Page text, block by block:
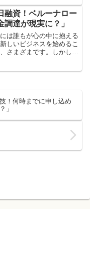
融資！ベルーナロー
調達が現実に？」
は誰もが心の中に抱える
しいビジネスを始めるこ
さまざまです。しかし、
！何時までに申し込め
」